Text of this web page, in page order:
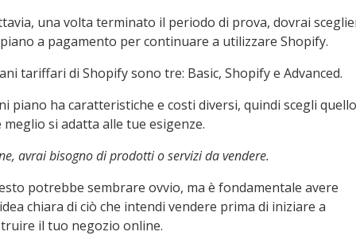
una volta terminato il periodo di prova, dovrai
a pagamento per continuare a utilizzare Shopify.
tariffari di Shopify sono tre: Basic, Shopify e Advanced.
piano ha caratteristiche e costi diversi, quindi scegli quello
meglio si adatta alle tue esigenze.
avrai bisogno di prodotti o servizi da vendere.
potrebbe sembrare ovvio, ma è fondamentale avere
chiara di ciò che intendi vendere prima di iniziare a
il tuo negozio online.